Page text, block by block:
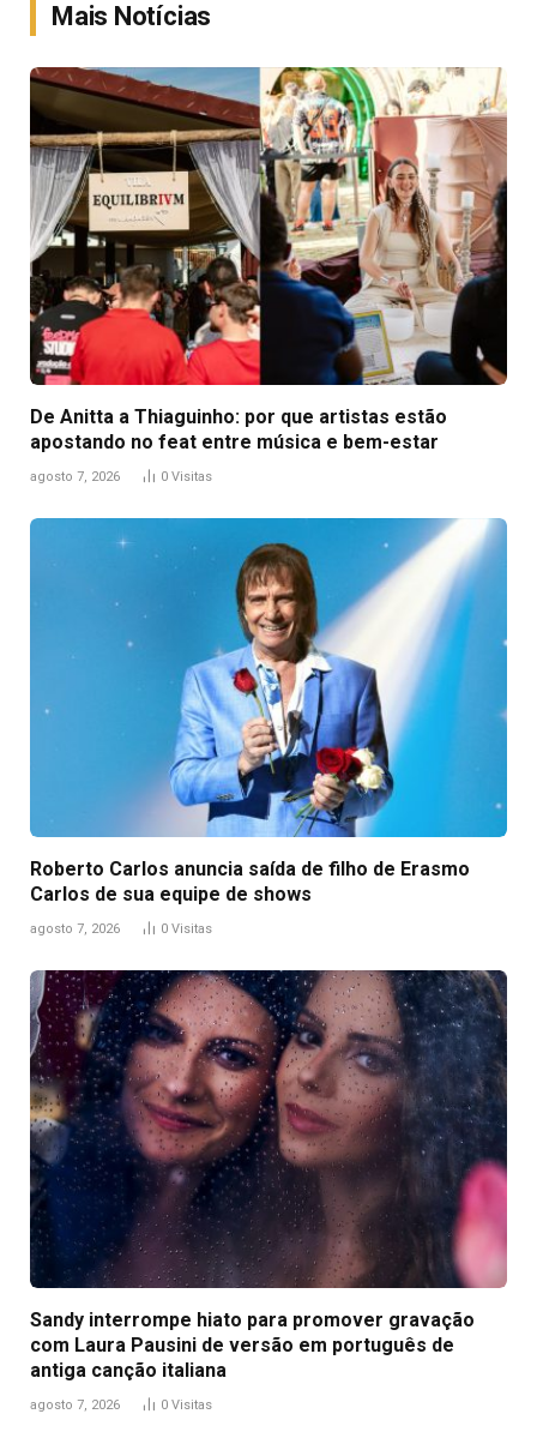
Mais Notícias
De Anitta a Thiaguinho: por que artistas estão
apostando no feat entre música e bem-estar
agosto 7, 2026 0 Visitas
Roberto Carlos anuncia saída de filho de Erasmo
Carlos de sua equipe de shows
agosto 7, 2026 0 Visitas
Sandy interrompe hiato para promover gravação
com Laura Pausini de versão em português de
antiga canção italiana
agosto 7, 2026 0 Visitas